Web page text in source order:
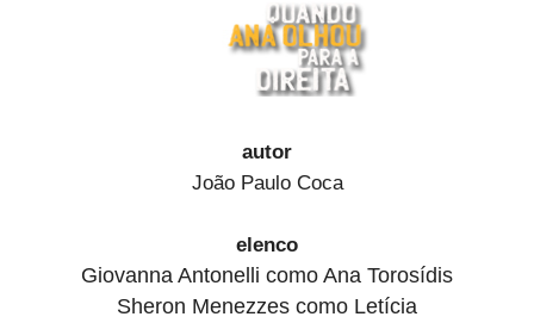
autor
João Paulo Coca
elenco
Giovanna Antonelli como Ana Torosídis
Sheron Menezzes como Letícia